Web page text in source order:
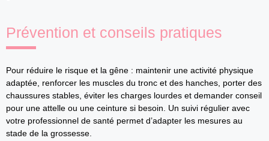
Prévention et conseils pratiques
Pour réduire le risque et la gêne : maintenir une activité physique
adaptée, renforcer les muscles du tronc et des hanches, porter des
chaussures stables, éviter les charges lourdes et demander conseil
pour une attelle ou une ceinture si besoin. Un suivi régulier avec
votre professionnel de santé permet d’adapter les mesures au
stade de la grossesse.